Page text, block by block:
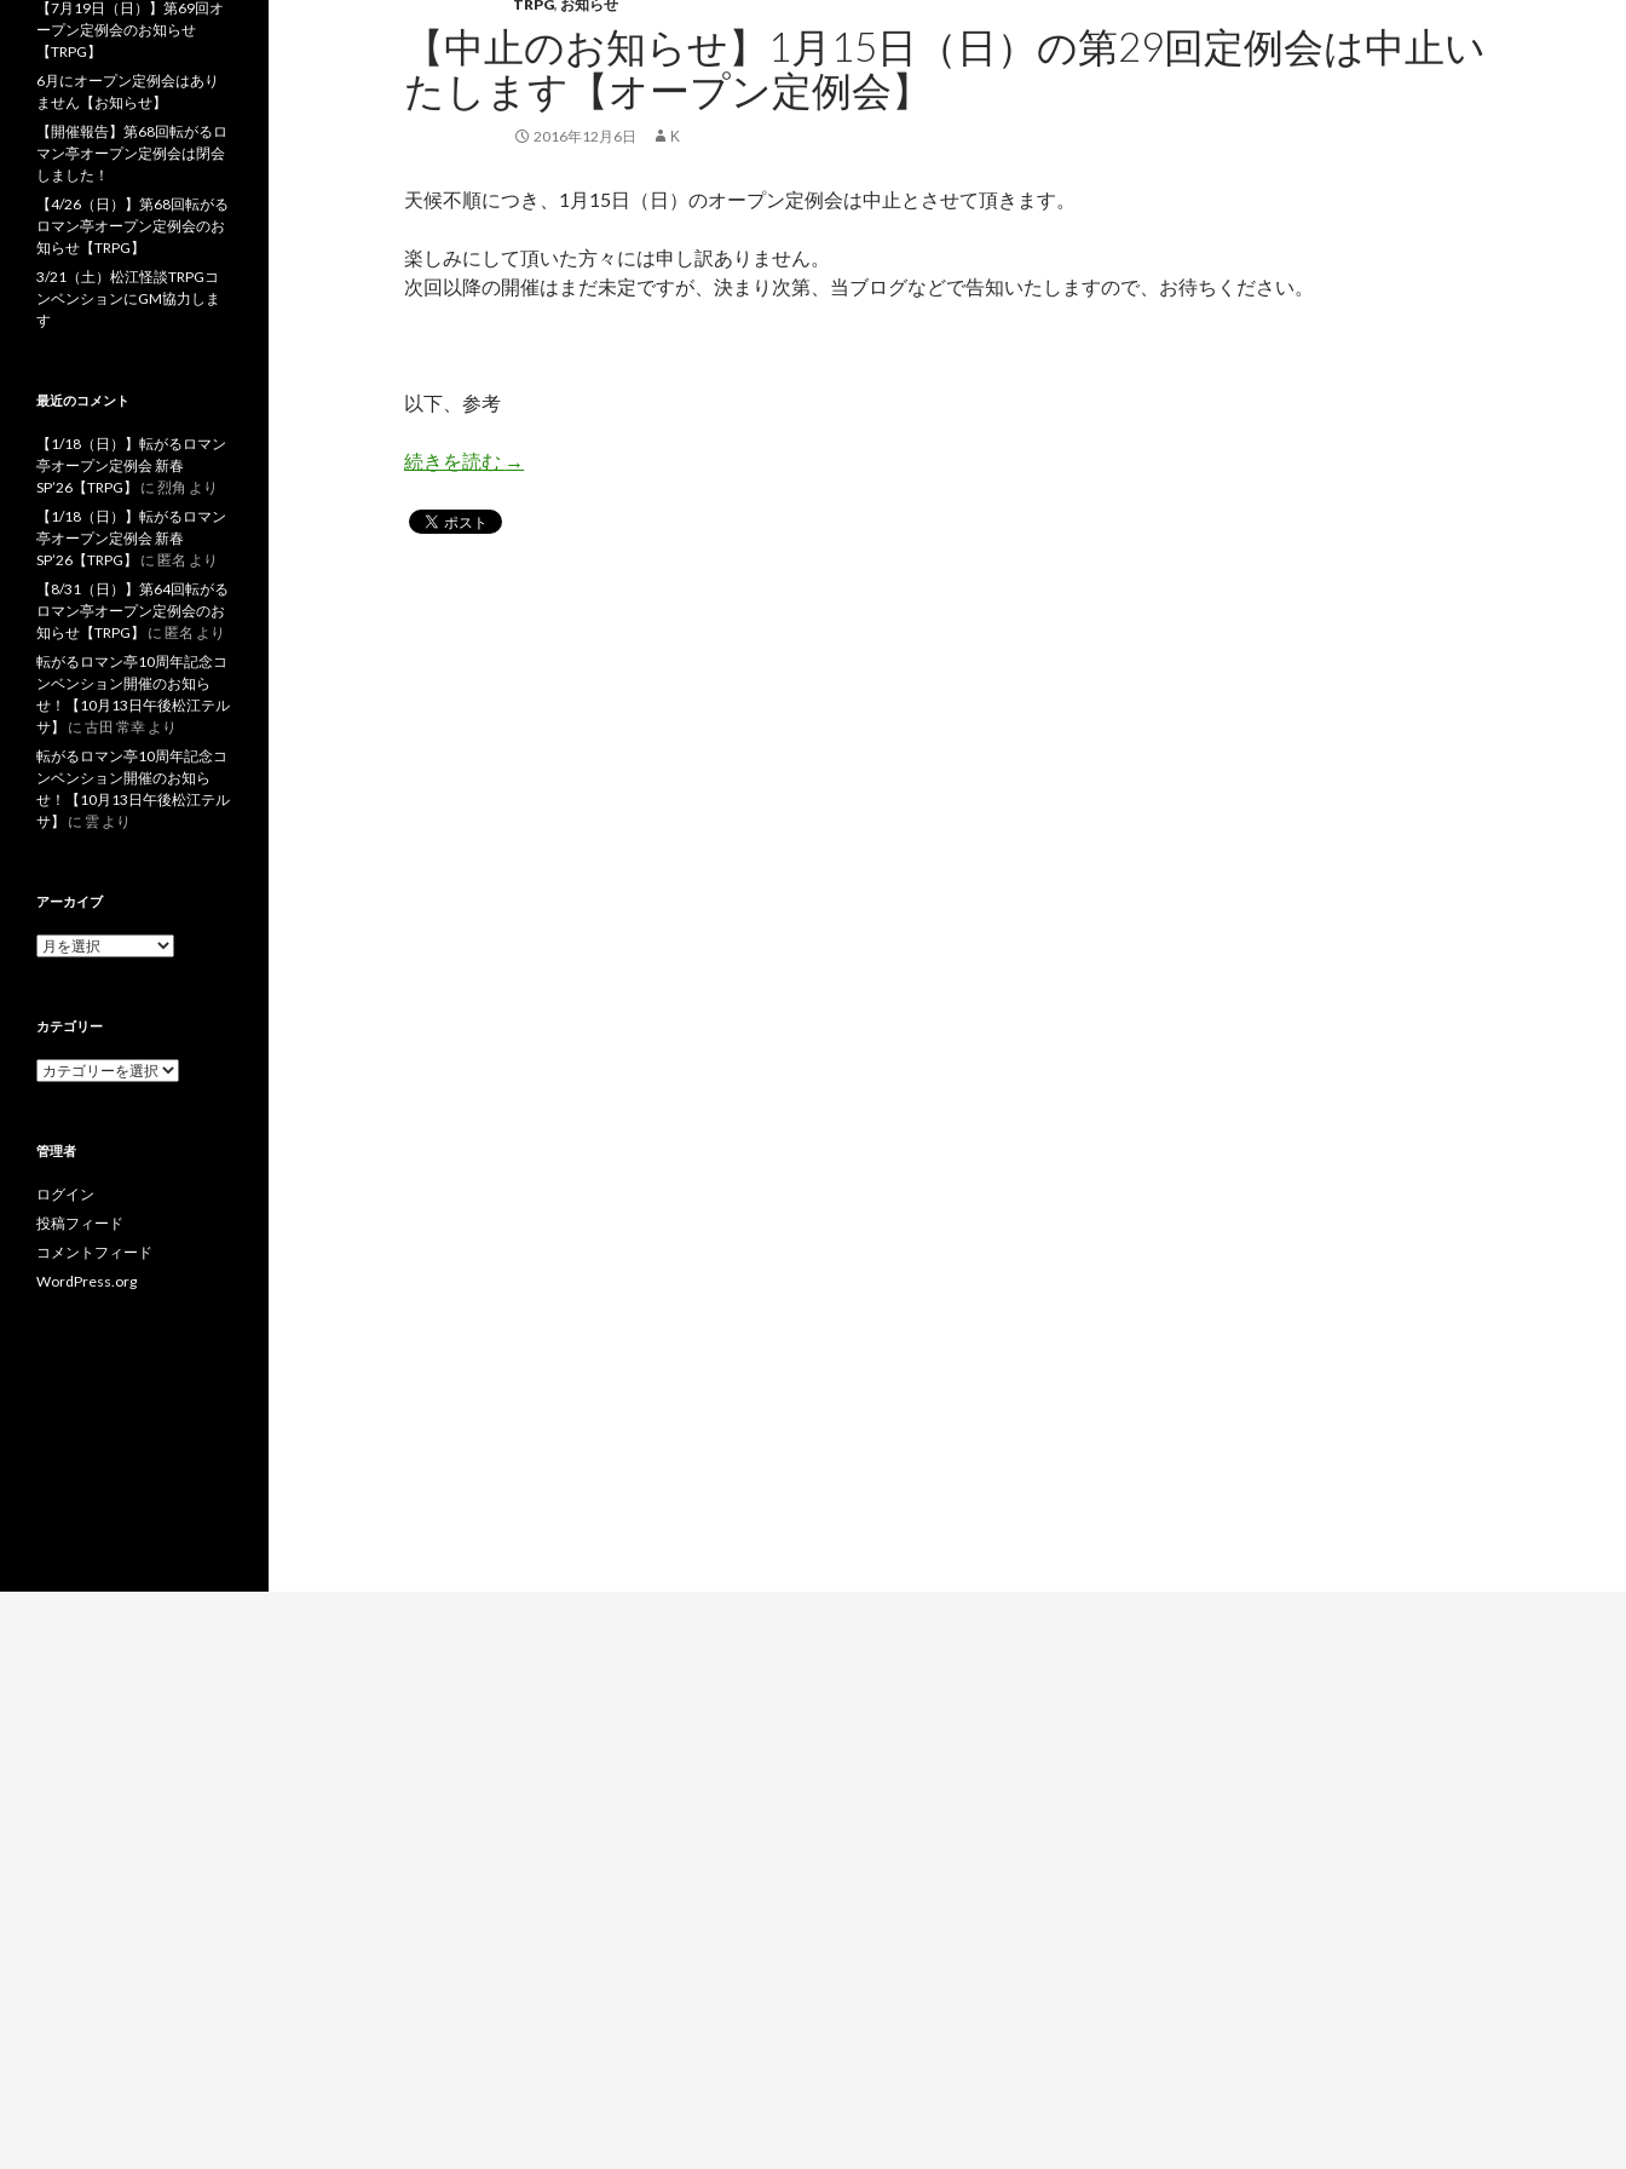
TRPG, お知らせ
【中止のお知らせ】1月15日（日）の第29回定例会は中止い
たします【オープン定例会】
2016年12月6日 Κ
天候不順につき、1月15日（日）のオープン定例会は中止とさせて頂きます。
楽しみにして頂いた方々には申し訳ありません。
次回以降の開催はまだ未定ですが、決まり次第、当ブログなどで告知いたしますので、お待ちください。
以下、参考
続きを読む 【中止のお知らせ】1月15日（日）の第29回定例会は中止いたします【オープン定例会】
→
【7月19日（日）】第69回オ
ープン定例会のお知らせ
【TRPG】
6月にオープン定例会はあり
ません【お知らせ】
【開催報告】第68回転がるロ
マン亭オープン定例会は閉会
しました！
【4/26（日）】第68回転がる
ロマン亭オープン定例会のお
知らせ【TRPG】
3/21（土）松江怪談TRPGコ
ンベンションにGM協力しま
す
最近のコメント
【1/18（日）】転がるロマン
亭オープン定例会 新春
SP’26【TRPG】
に 烈角 より
【1/18（日）】転がるロマン
亭オープン定例会 新春
SP’26【TRPG】
に 匿名 より
【8/31（日）】第64回転がる
ロマン亭オープン定例会のお
知らせ【TRPG】
に 匿名 より
転がるロマン亭10周年記念コ
ンベンション開催のお知ら
せ！【10月13日午後松江テル
サ】
に 古田 常幸 より
転がるロマン亭10周年記念コ
ンベンション開催のお知ら
せ！【10月13日午後松江テル
サ】
に 雲 より
アーカイブ
ア
ブ
カテゴリー
カ
ー
管理者
ログイン
投稿フィード
コメントフィード
WordPress.org